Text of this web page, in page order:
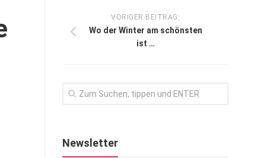
VORIGER BEITRAG:
Wo der Winter am schönsten
ist …
Newsletter